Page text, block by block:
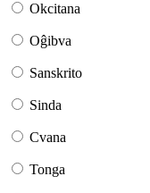
Okcitana
Oĝibva
Sanskrito
Sinda
Cvana
Tonga